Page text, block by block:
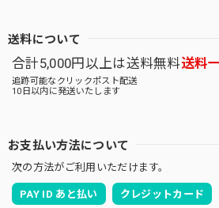
送料について
合計5,000円以上は送料無料送料
追跡可能なクリックポスト配送
10日以内に発送いたします
お支払い方法について
次の方法がご利用いただけます。
PAY ID あと払い クレジットカード